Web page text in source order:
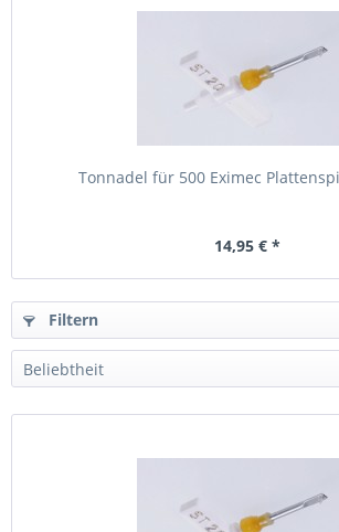
Tonnadel für 500 Eximec
14,95 € *
Filtern